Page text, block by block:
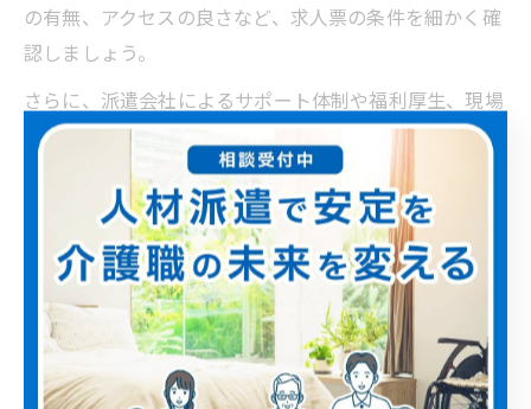
の有無、アクセスの良さなど、求人票の条件を細かく確
認しましょう。
さらに、派遣会社によるサポート体制や福利厚生、現場
経験者の口コミも参考にすることで、実際の働きやすさ
をイメージしやすくなります。求人サイトや派遣会社の
紹介ページでは、施設ごとの特徴や過去のトラブル対応
例なども掲載されている場合があるため、細かく比較検
討することが大切です。
また、複数の派遣会社に登録し、条件の良い求人を選択
肢として持つのも効果的です。自分のライフスタイルや
希望勤務時間に合わせて柔軟に働ける職場を見つけるこ